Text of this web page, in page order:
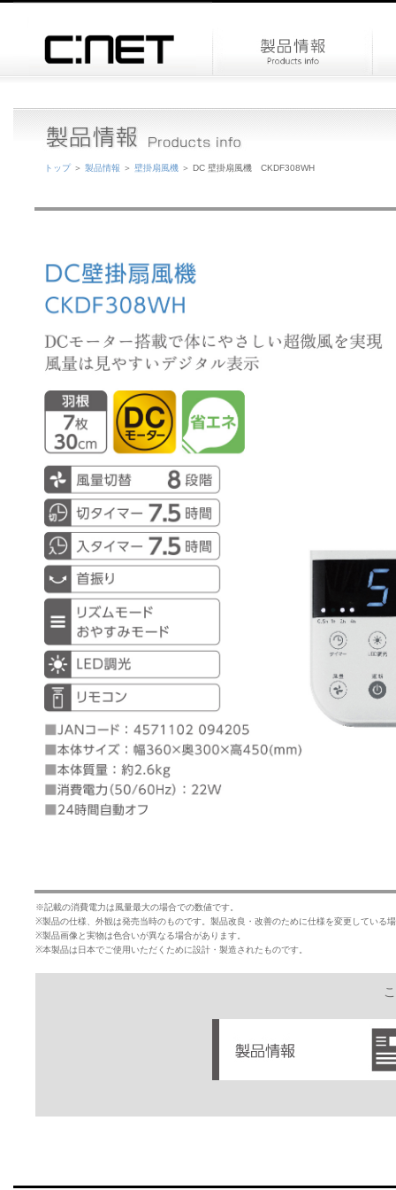
トップ＞ 製品情報 ＞ 壁掛扇風機 ＞ DC 壁掛扇風機 CKDF308WH
※記載の消費電力は風量最大の場合での数値です。
※製品の仕様、外観は発売当時のものです。製品改良・改善のために仕様を変更している
※製品画像と実物は色合いが異なる場合があります。
※本製品は日本でご使用いただくために設計・製造されたものです。